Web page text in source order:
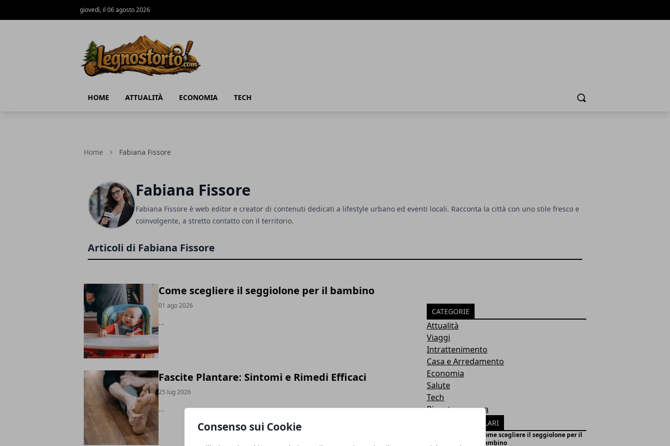
Consenso sui Cookie
giovedì, il 06 agosto 2026
HOME ATTUALITÀ ECONOMIA TECH Cerca
Home Fabiana Fissore
Fabiana Fissore
Fabiana Fissore è web editor e creator di contenuti dedicati a lifestyle urbano ed eventi locali. Racconta la città con uno stile fresco e
coinvolgente, a stretto contatto con il territorio.
Articoli di Fabiana Fissore
Come scegliere il seggiolone per il bambino
01 ago 2026
...
Fascite Plantare: Sintomi e Rimedi Efficaci
25 lug 2026
...
CATEGORIE
Attualità
Viaggi
Intrattenimento
Casa e Arredamento
Economia
Salute
Tech
Pianeta mamma
ARTICOLI POPOLARI
Come scegliere il seggiolone per il
bambino